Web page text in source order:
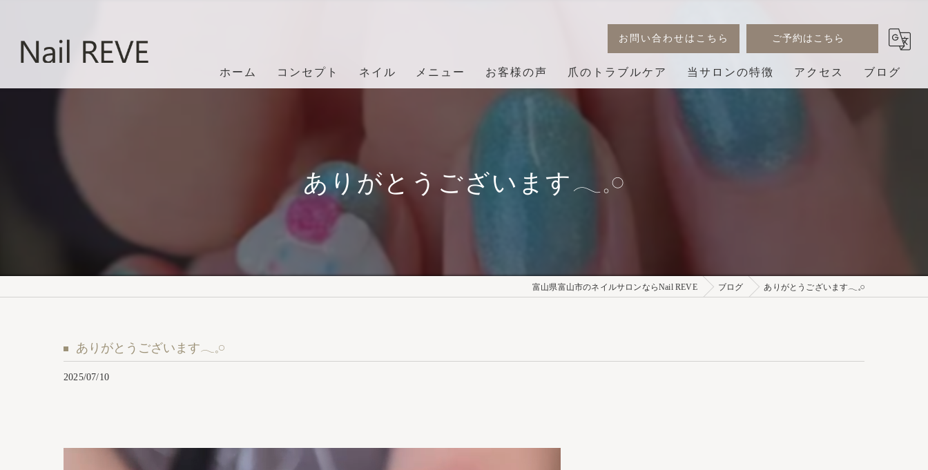
お問い合わせはこちら ご予約はこちら
ホーム コンセプト ネイル メニュー お客様の声 爪のトラブルケア 当サロンの特徴 アクセス ブログ
ありがとうございます𓂃𓈒𓏸︎︎︎︎
富山県富山市のネイルサロンならNail REVE ブログ ありがとうございます𓂃𓈒𓏸︎︎︎︎
ありがとうございます𓂃𓈒𓏸︎︎︎︎
2025/07/10